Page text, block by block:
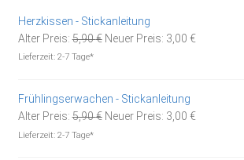
Herzkissen - Stickanleitung
Alter Preis: 5,90€ Ursprünglicher
Neuer Preis: 3,00 €Aktueller
Lieferzeit: 2-7 Tage*
Frühlingserwachen - Stickanleitung
Alter Preis: 5,90€ Ursprünglicher
Neuer Preis: 3,00 €Aktueller
Lieferzeit: 2-7 Tage*